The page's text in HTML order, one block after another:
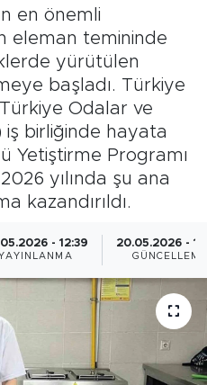
en önemli
eleman temininde
yürütülen
başladı. Türkiye
Türkiye Odalar ve
iş birliğinde hayata
Yetiştirme Programı
yılında şu ana
kazandırıldı.
- 12:39
YAYINLANMA
20.05.2026 -
GÜNCELLEME